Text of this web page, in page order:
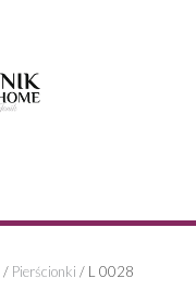
/ Pierścionki / L 0028